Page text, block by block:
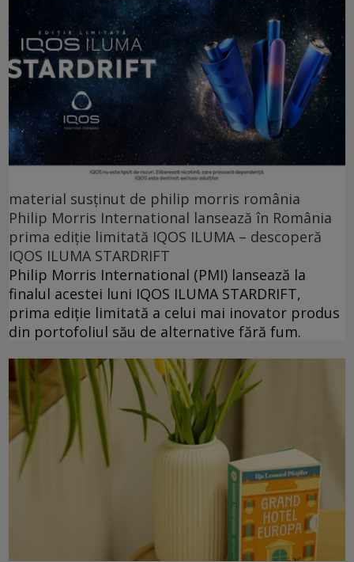
material susținut de philip morris românia
Philip Morris International lansează în România
prima ediție limitată IQOS ILUMA – descoperă
IQOS ILUMA STARDRIFT
Philip Morris International (PMI) lansează la
finalul acestei luni IQOS ILUMA STARDRIFT,
prima ediție limitată a celui mai inovator produs
din portofoliul său de alternative fără fum.